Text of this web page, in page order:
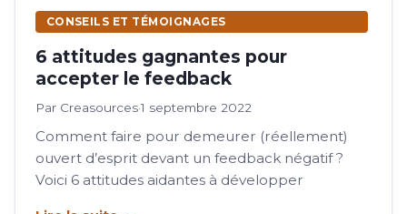
CONSEILS ET TÉMOIGNAGES
6 attitudes gagnantes pour
accepter le feedback
Par Creasources·1 septembre 2022
Comment faire pour demeurer (réellement)
ouvert d’esprit devant un feedback négatif ?
Voici 6 attitudes aidantes à développer